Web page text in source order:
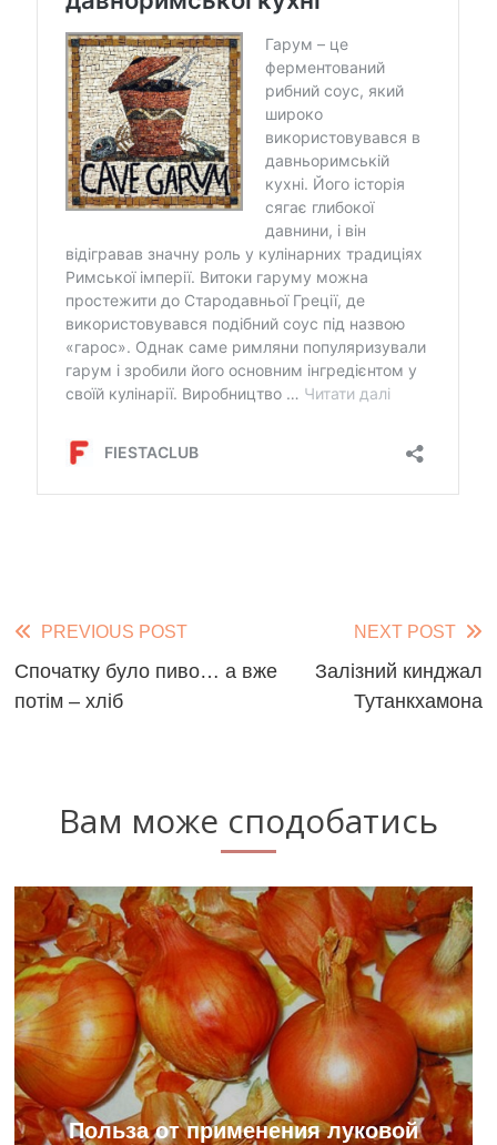
Read
more
PREVIOUS POST
Спочатку було пиво… а вже
потім – хліб
NEXT POST
Залізний кинджал
Тутанкхамона
Вам може сподобатись
Польза от применения луковой